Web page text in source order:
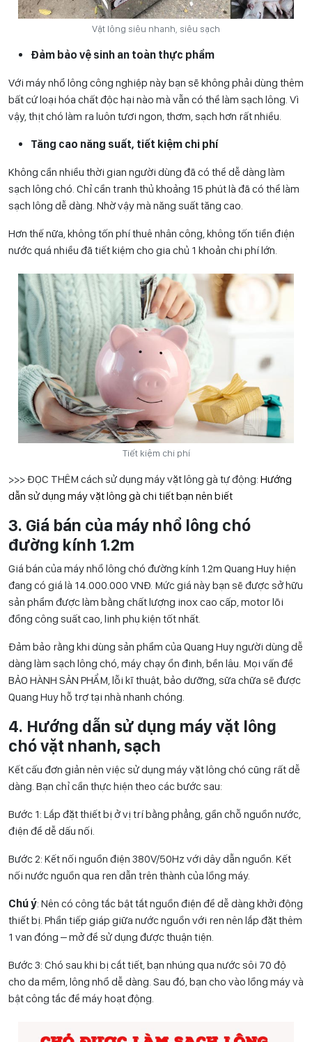
Vặt lông siêu nhanh, siêu sạch
Đảm bảo vệ sinh an toàn thực phẩm
Với máy nhổ lông công nghiệp này bạn sẽ không phải dùng thêm
bất cứ loại hóa chất độc hại nào mà vẫn có thể làm sạch lông. Vì
vậy, thịt chó làm ra luôn tươi ngon, thơm, sạch hơn rất nhiều.
Tăng cao năng suất, tiết kiệm chi phí
Không cần nhiều thời gian người dùng đã có thể dễ dàng làm
sạch lông chó. Chỉ cần tranh thủ khoảng 15 phút là đã có thể làm
sạch lông dễ dàng. Nhờ vậy mà năng suất tăng cao.
Hơn thế nữa, không tốn phí thuê nhân công, không tốn tiền điện
nước quá nhiều đã tiết kiệm cho gia chủ 1 khoản chi phí lớn.
Tiết kiệm chi phí
>>> ĐỌC THÊM cách sử dụng máy vặt lông gà tự động: Hướng
dẫn sử dụng máy vặt lông gà chi tiết bạn nên biết
3. Giá bán của máy nhổ lông chó
đường kính 1.2m
Giá bán của máy nhổ lông chó đường kính 1.2m Quang Huy hiện
đang có giá là 14.000.000 VNĐ. Mức giá này bạn sẽ được sở hữu
sản phẩm được làm bằng chất lượng inox cao cấp, motor lõi
đồng công suất cao, linh phụ kiện tốt nhất.
Đảm bảo rằng khi dùng sản phẩm của Quang Huy người dùng dễ
dàng làm sạch lông chó, máy chạy ổn định, bền lâu. Mọi vấn đề
BẢO HÀNH SẢN PHẨM, lỗi kĩ thuật, bảo dưỡng, sữa chữa sẽ được
Quang Huy hỗ trợ tại nhà nhanh chóng.
4. Hướng dẫn sử dụng máy vặt lông
chó vặt nhanh, sạch
Kết cấu đơn giản nên việc sử dụng máy vặt lông chó cũng rất dễ
dàng. Bạn chỉ cần thực hiện theo các bước sau:
Bước 1: Lắp đặt thiết bị ở vị trí bằng phẳng, gần chỗ nguồn nước,
điện để dễ dấu nối.
Bước 2: Kết nối nguồn điện 380V/50Hz với dây dẫn nguồn. Kết
nối nước nguồn qua ren dẫn trên thành của lồng máy.
Chú ý: Nên có công tắc bật tắt nguồn điện để dễ dàng khởi động
thiết bị. Phần tiếp giáp giữa nước nguồn với ren nên lắp đặt thêm
1 van đóng – mở để sử dụng được thuận tiện.
Bước 3: Chó sau khi bị cắt tiết, bạn nhúng qua nước sôi 70 độ
cho da mềm, lông nhổ dễ dàng. Sau đó, bạn cho vào lồng máy và
bật công tắc để máy hoạt động.